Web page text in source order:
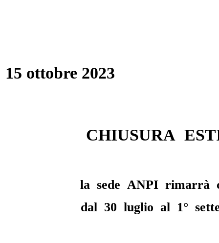
15 ottobre 2023
CHIUSURA
la sede ANPI rimarrà
dal 30 luglio al 1°